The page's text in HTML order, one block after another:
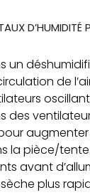
D’HUMIDITÉ
un
de
des
augmenter
la pièce/tente.
avant
plus